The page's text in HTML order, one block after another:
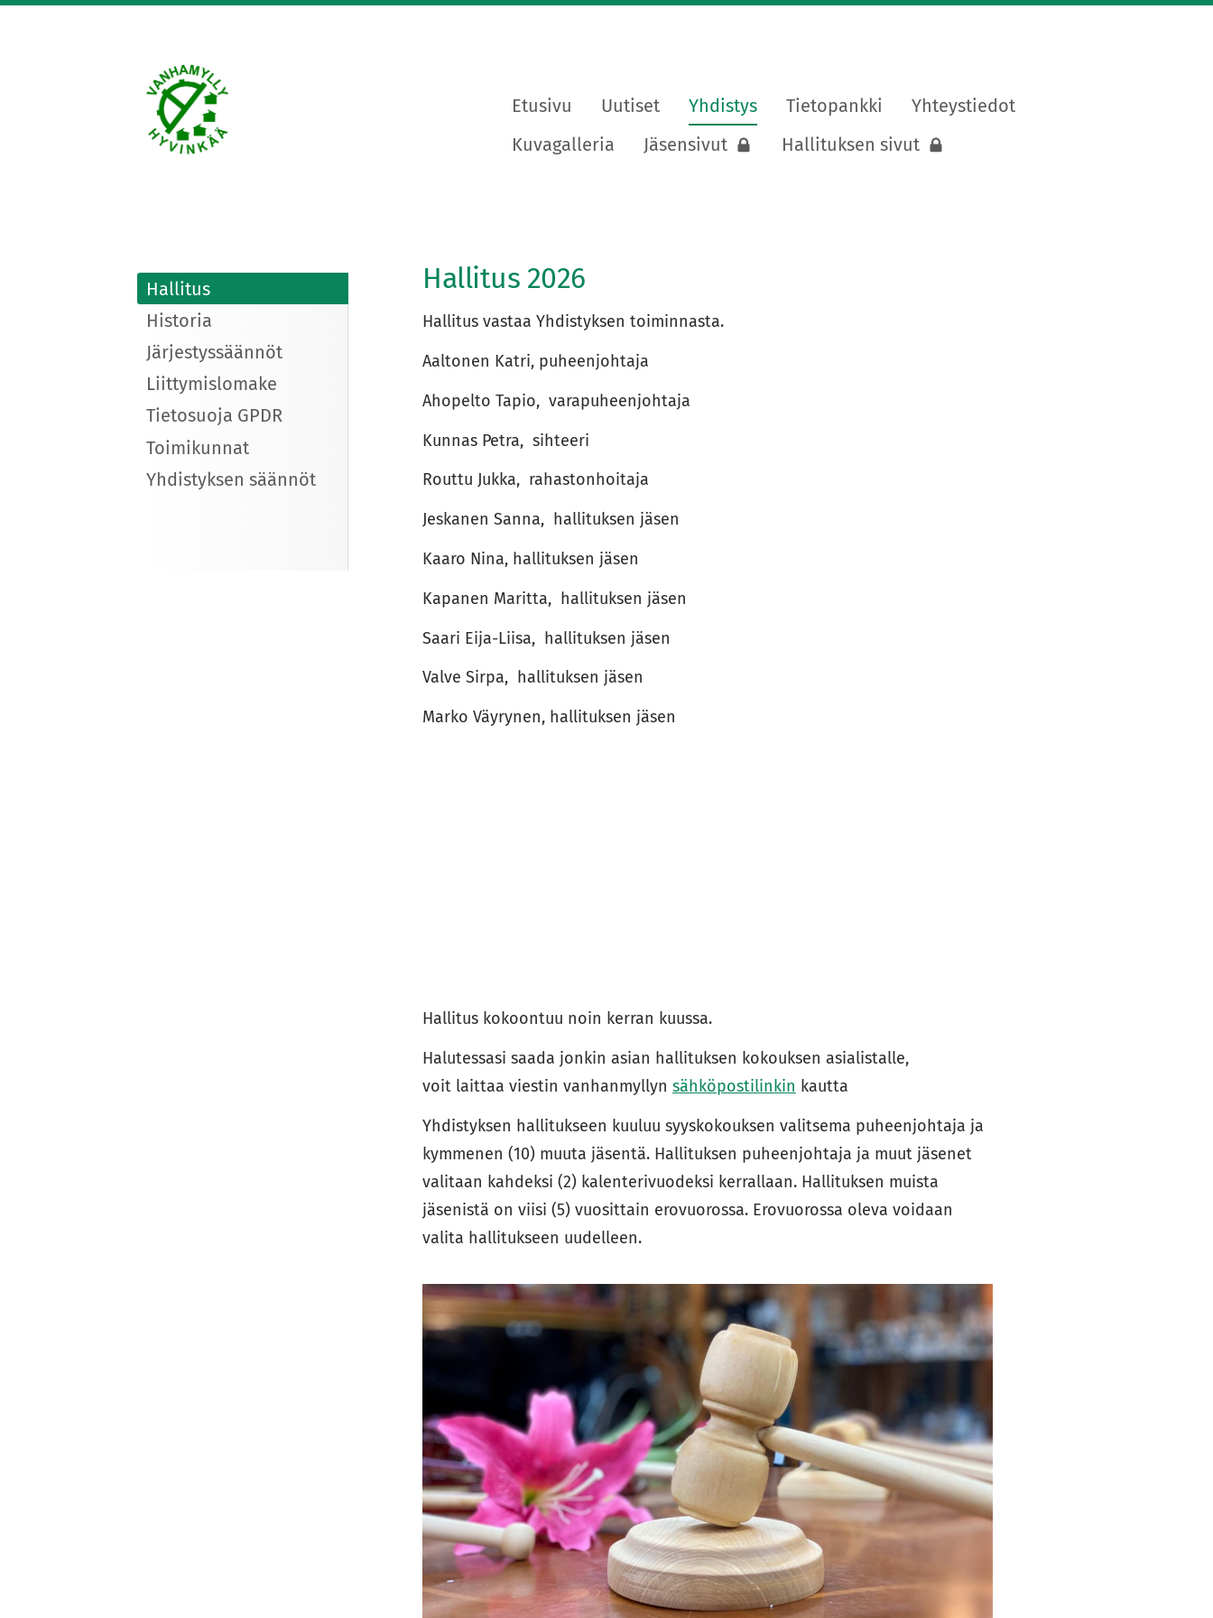
Vanhanmyllyn siirtolapuutarhayhdistys ry
Etusivu Uutiset Yhdistys Tietopankki
Yhteystiedot
Kuvagalleria
Jäsensivut Hallituksen sivut
Hallitus
Historia
Järjestyssäännöt
Liittymislomake
Tietosuoja GPDR
Toimikunnat
Yhdistyksen säännöt
Hallitus 2026
Hallitus vastaa Yhdistyksen toiminnasta.
Aaltonen Katri, puheenjohtaja
Ahopelto Tapio, varapuheenjohtaja
Kunnas Petra, sihteeri
Routtu Jukka, rahastonhoitaja
Jeskanen Sanna, hallituksen jäsen
Kaaro Nina, hallituksen jäsen
Kapanen Maritta, hallituksen jäsen
Saari Eija-Liisa, hallituksen jäsen
Valve Sirpa, hallituksen jäsen
Marko Väyrynen, hallituksen jäsen
Hallitus kokoontuu noin kerran kuussa.
Halutessasi saada jonkin asian hallituksen kokouksen asialistalle,
voit laittaa viestin vanhanmyllyn sähköpostilinkin kautta
Yhdistyksen hallitukseen kuuluu syyskokouksen valitsema puheenjohtaja ja
kymmenen (10) muuta jäsentä. Hallituksen puheenjohtaja ja muut jäsenet
valitaan kahdeksi (2) kalenterivuodeksi kerrallaan. Hallituksen muista
jäsenistä on viisi (5) vuosittain erovuorossa. Erovuorossa oleva voidaan
valita hallitukseen uudelleen.